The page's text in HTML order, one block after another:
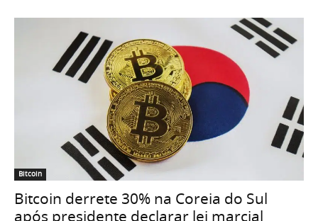
Bitcoin
Bitcoin derrete 30% na Coreia do Sul
após presidente declarar lei marcial